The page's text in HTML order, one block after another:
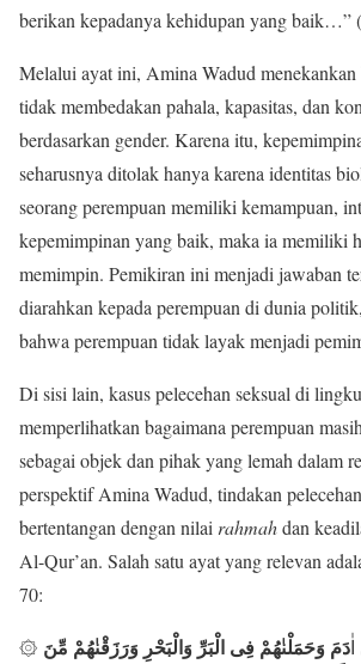
berikan kepadanya kehidupan yang
Melalui ayat ini, Amina Wadud
tidak membedakan pahala, kapasitas, dan
berdasarkan gender. Karena itu,
seharusnya ditolak hanya karena identitas
seorang perempuan memiliki kemampuan,
kepemimpinan yang baik, maka ia memiliki
memimpin. Pemikiran ini menjadi jawaban
diarahkan kepada perempuan di dunia
bahwa perempuan tidak layak menjadi
Di sisi lain, kasus pelecehan seksual di
memperlihatkan bagaimana perempuan
sebagai objek dan pihak yang lemah dalam
perspektif Amina Wadud, tindakan
bertentangan dengan nilai rahmahdan
Al-Qur’an. Salah satu ayat yang relevan
70:
دَمَ وَحَمَلْنٰهُمْ فِى الْبَرِّ وَالْبَحْرِ وَرَزَقْنٰهُمْ مِّنَ